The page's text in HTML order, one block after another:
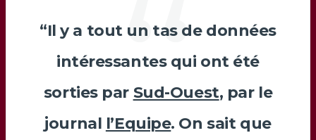
“Il y a tout un tas de données
intéressantes qui ont été
sorties par Sud-Ouest, par le
journal l’Equipe. On sait que